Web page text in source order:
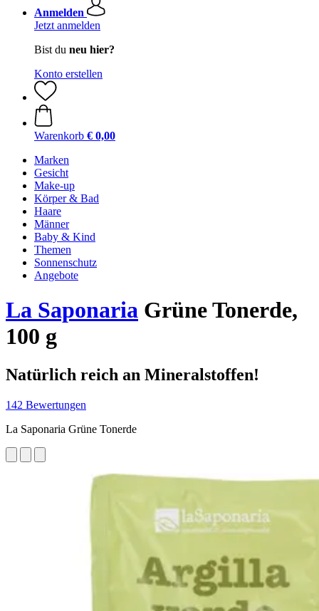
Anmelden
Jetzt anmelden
Bist du neu hier?
Konto erstellen
Warenkorb € 0,00
Marken
Gesicht
Make-up
Körper & Bad
Haare
Männer
Baby & Kind
Themen
Sonnenschutz
Angebote
La Saponaria Grüne Tonerde,
100 g
Natürlich reich an Mineralstoffen!
142 Bewertungen
La Saponaria Grüne Tonerde